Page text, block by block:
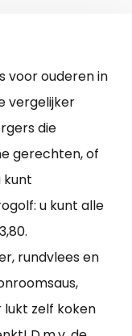
voor ouderen in
vergelijker
die
gerechten, of
kunt
u kunt alle
rundvlees en
lukt zelf koken